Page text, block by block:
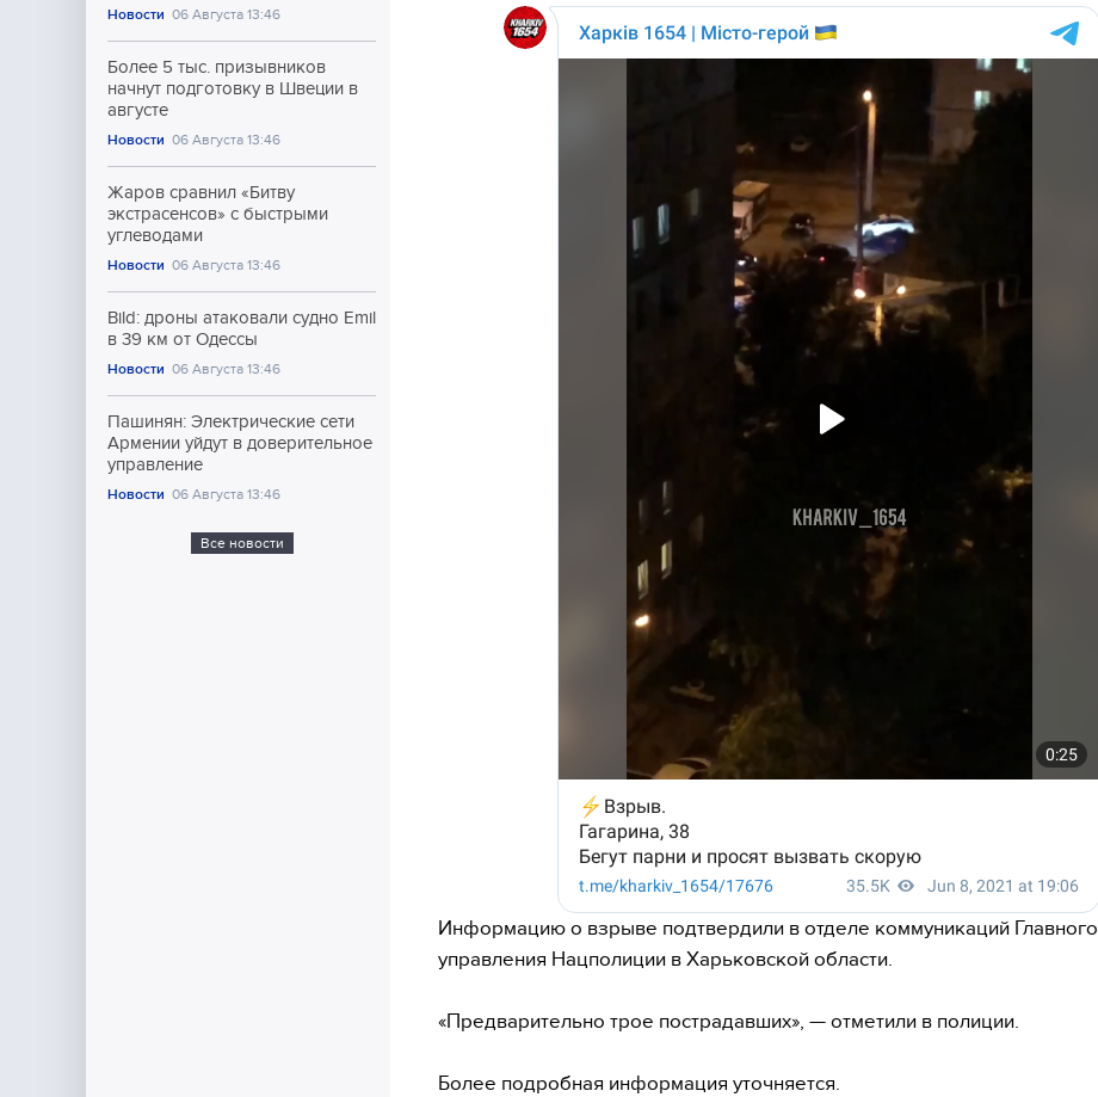
Новости 06 Августа 13:46
Более 5 тыс. призывников
начнут подготовку в Швеции в
августе
Новости 06 Августа 13:46
Жаров сравнил «Битву
экстрасенсов» с быстрыми
углеводами
Новости 06 Августа 13:46
Bild: дроны атаковали судно Emil
в 39 км от Одессы
Новости 06 Августа 13:46
Пашинян: Электрические сети
Армении уйдут в доверительное
управление
Новости 06 Августа 13:46
Все новости
Информацию о взрыве подтвердили в отделе коммуникаций Главного
управления Нацполиции в Харьковской области.
«Предварительно трое пострадавших», — отметили в полиции.
Более подробная информация уточняется.